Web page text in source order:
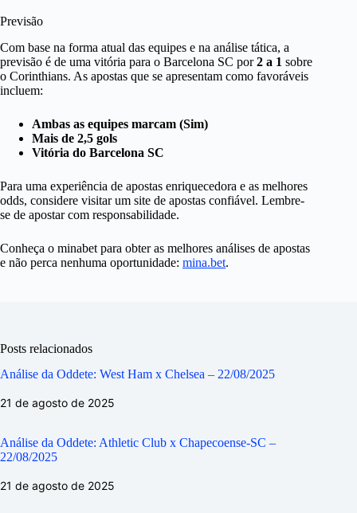
Previsão
Com base na forma atual das equipes e na análise tática, a
previsão é de uma vitória para o Barcelona SC por2 a 1 sobre
o Corinthians. As apostas que se apresentam como favoráveis
incluem:
Ambas as equipes marcam (Sim)
Mais de 2,5 gols
Vitória do Barcelona SC
Para uma experiência de apostas enriquecedora e as melhores
odds, considere visitar um site de apostas confiável. Lembre-
se de apostar com responsabilidade.
Conheça o minabet para obter as melhores análises de apostas
e não perca nenhuma oportunidade: mina.bet.
Posts relacionados
Análise da Oddete: West Ham x Chelsea – 22/08/2025
21 de agosto de 2025
Análise da Oddete: Athletic Club x Chapecoense-SC –
22/08/2025
21 de agosto de 2025